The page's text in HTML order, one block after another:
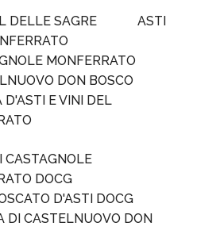
DELLE SAGRE
ASTI
MONFERRATO
DON BOSCO
D'ASTI E VINI DEL
CASTAGNOLE
DOCG
D'ASTI DOCG
DI CASTELNUOVO DON